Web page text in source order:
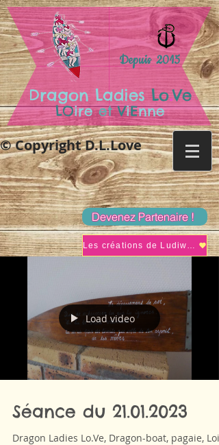
Dragon Ladies Lo.Ve
LOire et ViEnne
Depuis 2015
© Copyright D.L.Love
Devenez Partenaire !
Les créations de Ludiwine
Load video
Séance du 21.01.2023
Dragon Ladies Lo.Ve, Dragon-boat, pagaie,